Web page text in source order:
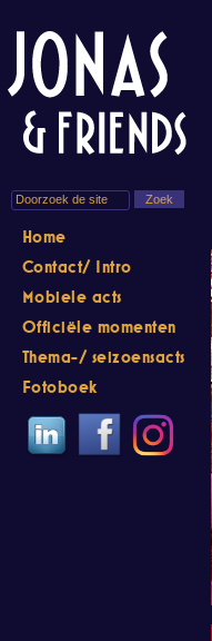
Home
Contact/ Intro
Mobiele acts
Officiële momenten
Thema-/ seizoensacts
Fotoboek